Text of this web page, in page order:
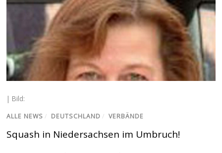
| Bild:
ALLE NEWS / DEUTSCHLAND / VERBÄNDE
Squash in Niedersachsen im Umbruch!